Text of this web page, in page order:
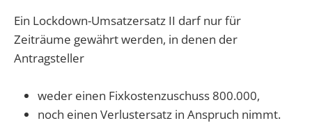
Ein Lockdown-Umsatzersatz II darf nur für
Zeiträume gewährt werden, in denen der
Antragsteller
weder einen Fixkostenzuschuss 800.000,
noch einen Verlustersatz in Anspruch nimmt.